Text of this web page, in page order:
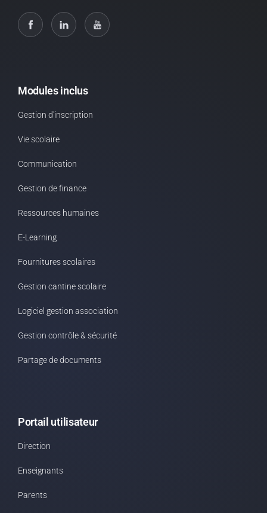
Modules inclus
Gestion d'inscription
Vie scolaire
Communication
Gestion de finance
Ressources humaines
E-Learning
Fournitures scolaires
Gestion cantine scolaire
Logiciel gestion association
Gestion contrôle & sécurité
Partage de documents
Portail utilisateur
Direction
Enseignants
Parents